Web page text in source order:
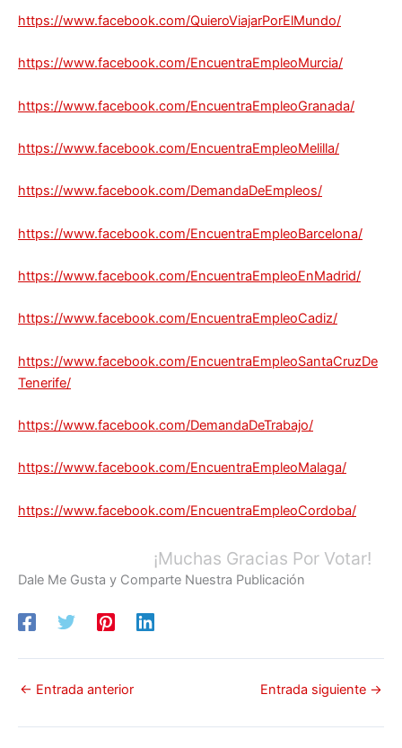
https://www.facebook.com/QuieroViajarPorElMundo/
https://www.facebook.com/EncuentraEmpleoMurcia/
https://www.facebook.com/EncuentraEmpleoGranada/
https://www.facebook.com/EncuentraEmpleoMelilla/
https://www.facebook.com/DemandaDeEmpleos/
https://www.facebook.com/EncuentraEmpleoBarcelona/
https://www.facebook.com/EncuentraEmpleoEnMadrid/
https://www.facebook.com/EncuentraEmpleoCadiz/
https://www.facebook.com/EncuentraEmpleoSantaCruzDe
Tenerife/
https://www.facebook.com/DemandaDeTrabajo/
https://www.facebook.com/EncuentraEmpleoMalaga/
https://www.facebook.com/EncuentraEmpleoCordoba/
¡Muchas Gracias Por Votar!
Dale Me Gusta y Comparte Nuestra Publicación
← Entrada anterior Entrada siguiente →